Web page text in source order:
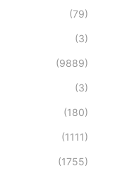
(79)
(3)
(9889)
(3)
(180)
(1111)
(1755)